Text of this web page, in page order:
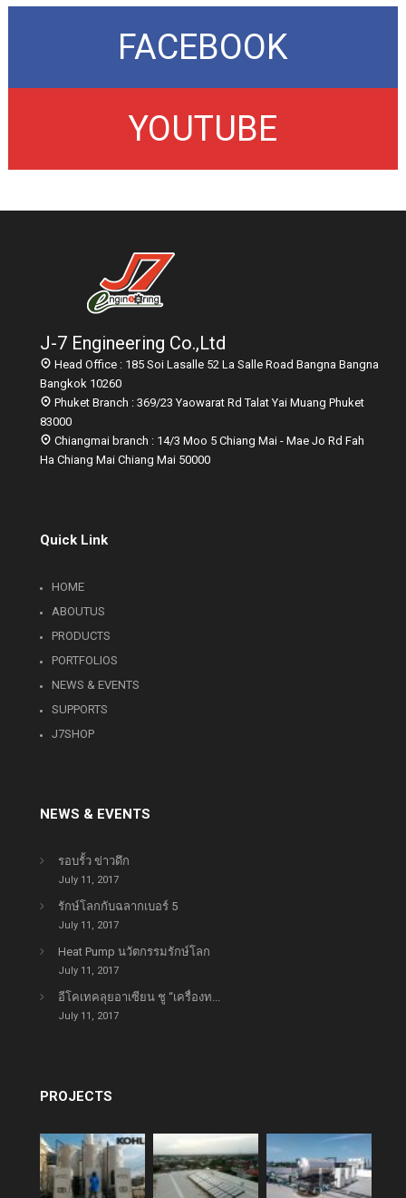
FACEBOOK
YOUTUBE
J-7 Engineering Co.,Ltd
Head Office : 185 Soi Lasalle 52 La Salle Road Bangna Bangna
Bangkok 10260
Phuket Branch : 369/23 Yaowarat Rd Talat Yai Muang Phuket
83000
Chiangmai branch : 14/3 Moo 5 Chiang Mai - Mae Jo Rd Fah
Ha Chiang Mai Chiang Mai 50000
Quick Link
HOME
ABOUTUS
PRODUCTS
PORTFOLIOS
NEWS & EVENTS
SUPPORTS
J7SHOP
NEWS & EVENTS
รอบรั้ว ข่าวดึก
July 11, 2017
รักษ์โลกกับฉลากเบอร์ 5
July 11, 2017
Heat Pump นวัตกรรมรักษ์โลก
July 11, 2017
อีโคเทคลุยอาเซียน ชู “เครื่องท...
July 11, 2017
PROJECTS